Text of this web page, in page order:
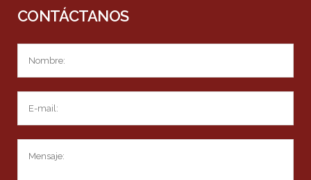
CONTÁCTANOS